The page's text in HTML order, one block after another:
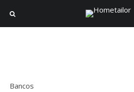
Bancos